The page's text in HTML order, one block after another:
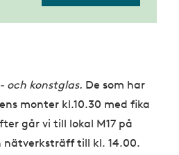
och konstglas. De som har
monter kl.10.30 med fika
går vi till lokal M17 på
nätverksträff till kl. 14.00.